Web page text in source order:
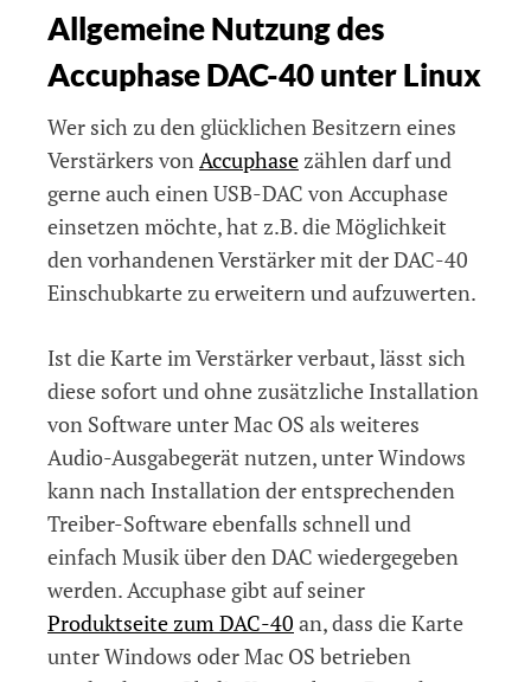
ssh
Deamon
DAC-
40
unter
nutzen
Allgemeine Nutzung des
Accuphase DAC-40 unter Linux
Wer sich zu den glücklichen Besitzern eines
Verstärkers vonAccuphasezählen darf und
gerne auch einen USB-DAC von Accuphase
einsetzen möchte, hat z.B. die Möglichkeit
den vorhandenen Verstärker mit der DAC-40
Einschubkarte zu erweitern und aufzuwerten.
Ist die Karte im Verstärker verbaut, lässt sich
diese sofort und ohne zusätzliche Installation
von Software unter Mac OS als weiteres
Audio-Ausgabegerät nutzen, unter Windows
kann nach Installation der entsprechenden
Treiber-Software ebenfalls schnell und
einfach Musik über den DAC wiedergegeben
werden. Accuphase gibt auf seiner
Produktseite zum DAC-40 an, dass die Karte
unter Windows oder Mac OS betrieben